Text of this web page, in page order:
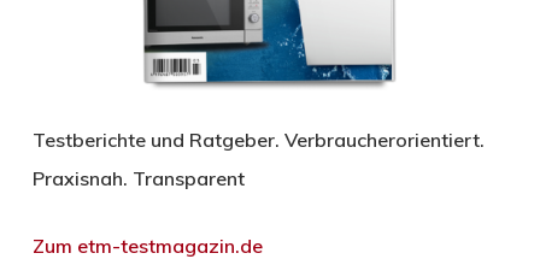
Testberichte und Ratgeber. Verbraucherorientiert.
Praxisnah. Transparent
Zum etm-testmagazin.de